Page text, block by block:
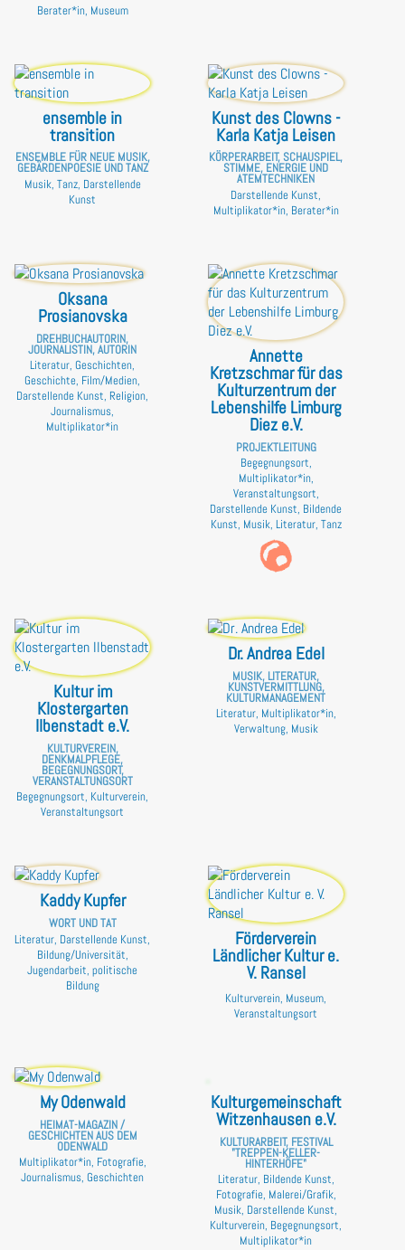
Berater*in, Museum
ensemble in
transition
ENSEMBLE FÜR NEUE MUSIK,
GEBÄRDENPOESIE UND TANZ
Musik, Tanz, Darstellende
Kunst
Kunst des Clowns -
Karla Katja Leisen
KÖRPERARBEIT, SCHAUSPIEL,
STIMME, ENERGIE UND
ATEMTECHNIKEN
Darstellende Kunst,
Multiplikator*in, Berater*in
Oksana
Prosianovska
DREHBUCHAUTORIN,
JOURNALISTIN, AUTORIN
Literatur, Geschichten,
Geschichte, Film/Medien,
Darstellende Kunst, Religion,
Journalismus,
Multiplikator*in
Annette
Kretzschmar für das
Kulturzentrum der
Lebenshilfe Limburg
Diez e.V.
PROJEKTLEITUNG
Begegnungsort,
Multiplikator*in,
Veranstaltungsort,
Darstellende Kunst, Bildende
Kunst, Musik, Literatur, Tanz
Kultur im
Klostergarten
Ilbenstadt e.V.
KULTURVEREIN,
DENKMALPFLEGE,
BEGEGNUNGSORT,
VERANSTALTUNGSORT
Begegnungsort, Kulturverein,
Veranstaltungsort
Dr. Andrea Edel
MUSIK, LITERATUR,
KUNSTVERMITTLUNG,
KULTURMANAGEMENT
Literatur, Multiplikator*in,
Verwaltung, Musik
Kaddy Kupfer
WORT UND TAT
Literatur, Darstellende Kunst,
Bildung/Universität,
Jugendarbeit, politische
Bildung
Förderverein
Ländlicher Kultur e.
V. Ransel
Kulturverein, Museum,
Veranstaltungsort
My Odenwald
HEIMAT-MAGAZIN /
GESCHICHTEN AUS DEM
ODENWALD
Multiplikator*in, Fotografie,
Journalismus, Geschichten
Kulturgemeinschaft
Witzenhausen e.V.
KULTURARBEIT, FESTIVAL
"TREPPEN-KELLER-
HINTERHÖFE"
Literatur, Bildende Kunst,
Fotografie, Malerei/Grafik,
Musik, Darstellende Kunst,
Kulturverein, Begegnungsort,
Multiplikator*in